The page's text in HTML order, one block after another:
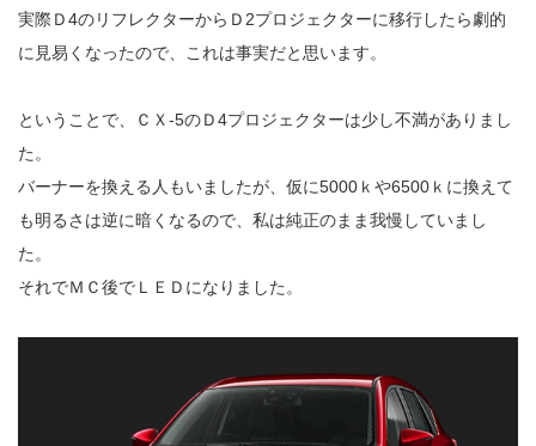
実際Ｄ4のリフレクターからＤ2プロジェクターに移行したら劇的
に見易くなったので、これは事実だと思います。
ということで、ＣＸ-5のＤ4プロジェクターは少し不満がありまし
た。
バーナーを換える人もいましたが、仮に5000ｋや6500ｋに換えて
も明るさは逆に暗くなるので、私は純正のまま我慢していまし
た。
それでＭＣ後でＬＥＤになりました。